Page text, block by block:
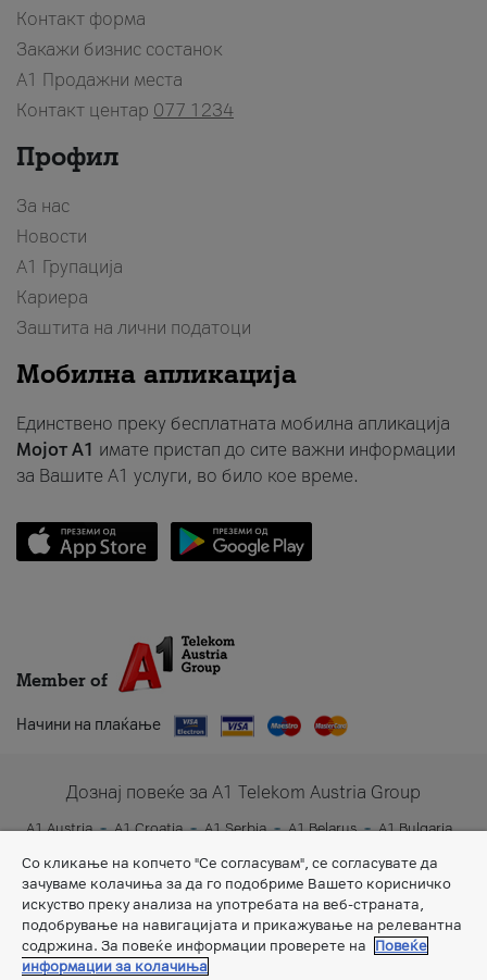
Контакт форма
Закажи бизнис состанок
A1 Продажни места
Контакт центар 077 1234
Профил
За нас
Новости
А1 Групација
Кариера
Заштита на лични податоци
Мобилна апликација
Единствено преку бесплатната мобилна апликација
Мојот A1 имате пристап до сите важни информации
за Вашите A1 услуги, во било кое време.
Member of
Начини на плаќање
Дознај повеќе за A1 Telekom Austria Group
A1 Austria A1 Croatia A1 Serbia A1 Belarus
A1 Bulgaria
A1 Slovenia
A1 Digital
Со кликање на копчето "Се согласувам", се согласувате да
зачуваме колачиња за да го подобриме Вашето корисничко
искуство преку анализа на употребата на веб-страната,
подобрување на навигацијата и прикажување на релевантна
содржина. За повеќе информации проверете на
Повеќе
информации за колачиња